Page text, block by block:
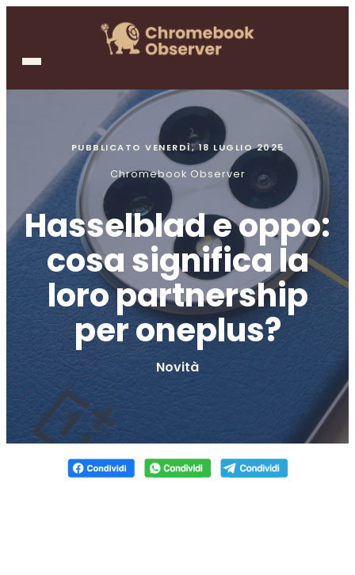
PUBBLICATO VENERDÌ, 18 LUGLIO 2025
Chromebook Observer
Hasselblad e oppo:
cosa significa la
loro partnership
per oneplus?
Novità